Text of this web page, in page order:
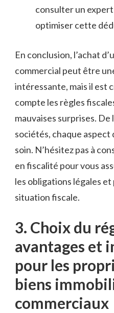
consulter un
optimiser ‌cette
En⁣ conclusion, l’achat
commercial peut être‌
intéressante, ‍mais il est
compte ⁢les ‍règles
mauvaises surprises. De
⁤sociétés,‌ chaque
soin. N’hésitez pas à
en fiscalité pour⁤ vous
les obligations légales
situation⁢ fiscale.
3. Choix du
avantages et
pour les
biens
commerciaux